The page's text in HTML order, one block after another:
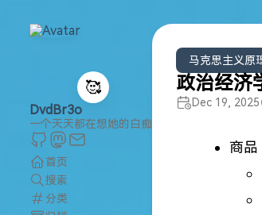
🥰
DvdBr3o
一个天天都在想她的白痴
首页
搜索
分类
马克思主义原
政治经济
Dec 19, 2025
商品